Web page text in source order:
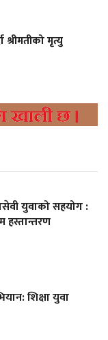
श्रीमतीको मृत्यु
युवाको सहयोग :
हस्तान्तरण
शिक्षा युवा